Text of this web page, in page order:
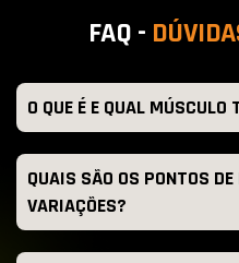
FAQ - DÚVIDA
O QUE É E QUAL MÚSCULO
QUAIS SÃO OS PONTOS DE
VARIAÇÕES?